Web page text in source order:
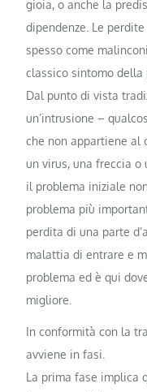
gioia, o anche la
dipendenze. Le
spesso come
classico sintomo della
Dal punto di vista
un’intrusione –
che non appartiene al
un virus, una freccia o
il problema iniziale
problema più
perdita di una parte
malattia di entrare e
problema ed è qui
migliore.
In conformità con la
avviene in fasi.
La prima fase implica